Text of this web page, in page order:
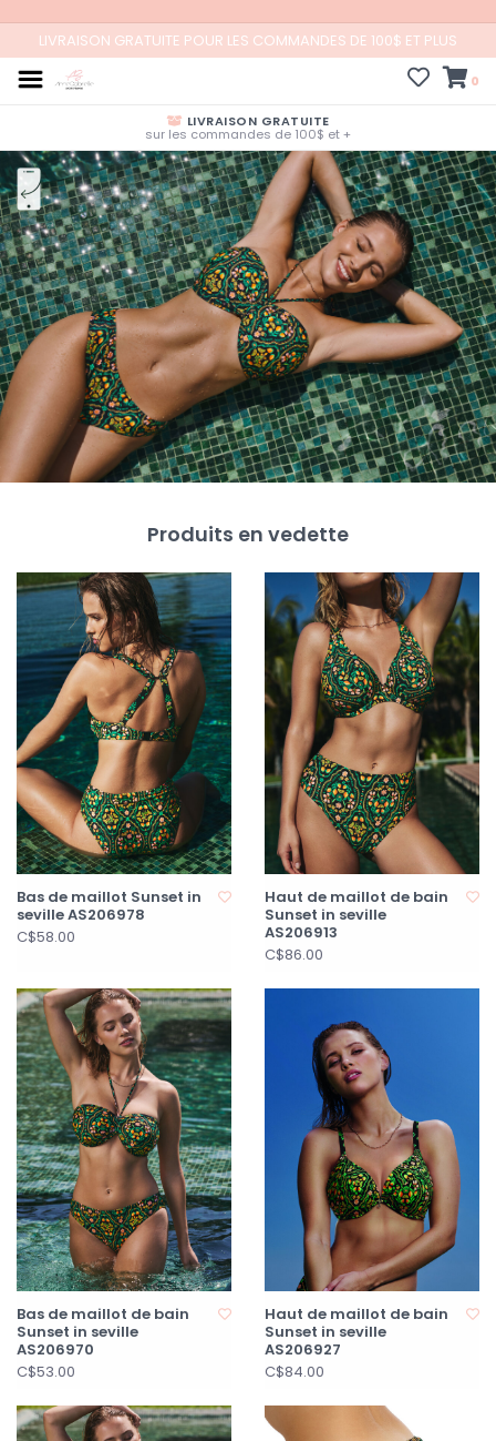
LIVRAISON GRATUITE POUR LES COMMANDES DE 100$ ET PLUS
0
LIVRAISON GRATUITE
sur les commandes de 100$ et +
Produits en vedette
Bas de maillot Sunset in
seville AS206978
C$58.00
Haut de maillot de bain
Sunset in seville
AS206913
C$86.00
Bas de maillot de bain
Sunset in seville
AS206970
C$53.00
Haut de maillot de bain
Sunset in seville
AS206927
C$84.00